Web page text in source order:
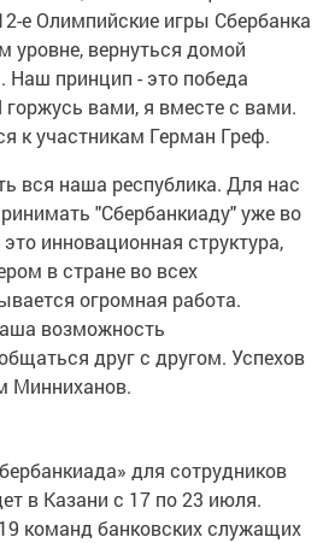
е Олимпийские игры Сбербанка
уровне, вернуться домой
Наш принцип - это победа
вами, я вместе с вами.
к участникам Герман Греф.
вся наша республика. Для нас
"Сбербанкиаду" уже во
инновационная структура,
в стране во всех
огромная работа.
возможность
друг с другом. Успехов
Минниханов.
для сотрудников
в Казани с 17 по 23 июля.
команд банковских служащих